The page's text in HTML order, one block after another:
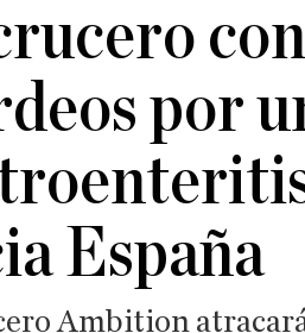
por
España
Ambition